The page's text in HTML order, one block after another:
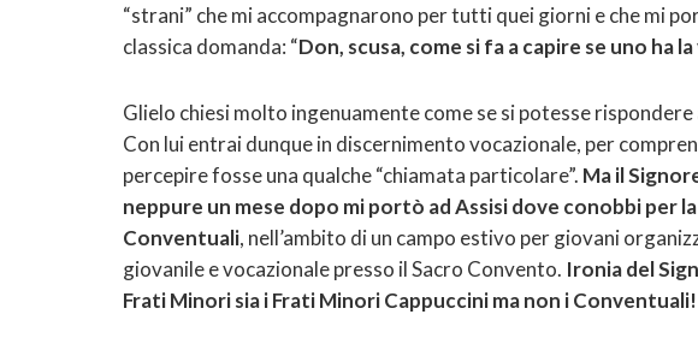
“strani” che mi accompagnarono per tutti quei giorni e che mi
classica domanda: “Don, scusa, come si fa a capire se uno ha
Glielo chiesi molto ingenuamente come se si potesse
Con lui entrai dunque in discernimento vocazionale, per
percepire fosse una qualche “chiamata particolare”. Ma il
neppure un mese dopo mi portò ad Assisi dove conobbi per
Conventuali, nell’ambito di un campo estivo per giovani
giovanile e vocazionale presso il Sacro Convento. Ironia del
Frati Minori sia i Frati Minori Cappuccini ma non i Conventuali!